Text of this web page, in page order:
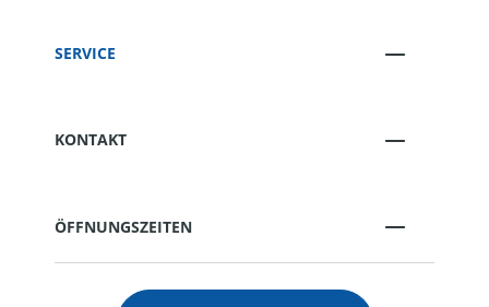
SERVICE
KONTAKT
ÖFFNUNGSZEITEN